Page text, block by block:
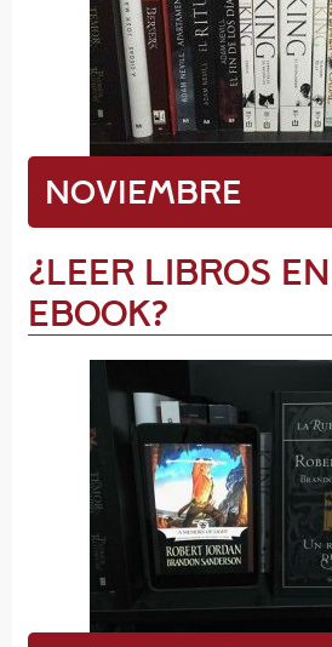
Noviembre
¿Leer libros
eBook?